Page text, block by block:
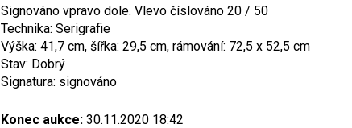
Signováno vpravo dole. Vlevo číslováno 20 / 50
Technika: Serigrafie
Výška: 41,7 cm, šířka: 29,5 cm, rámování: 72,5 x 52,5 cm
Stav: Dobrý
Signatura: signováno
Konec aukce: 30.11.2020 18:42